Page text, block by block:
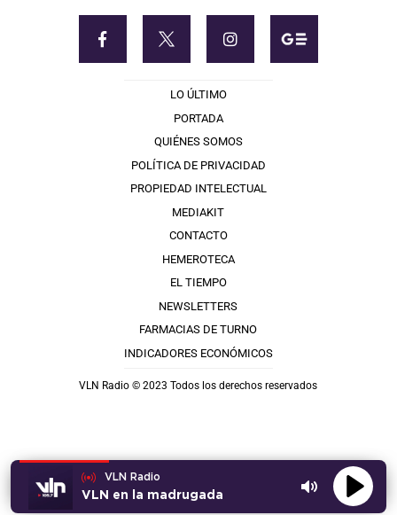
VLN Radio
VLN en la madrugada
LO ÚLTIMO
PORTADA
QUIÉNES SOMOS
POLÍTICA DE PRIVACIDAD
PROPIEDAD INTELECTUAL
MEDIAKIT
CONTACTO
HEMEROTECA
EL TIEMPO
NEWSLETTERS
FARMACIAS DE TURNO
INDICADORES ECONÓMICOS
VLN Radio © 2023 Todos los derechos reservados